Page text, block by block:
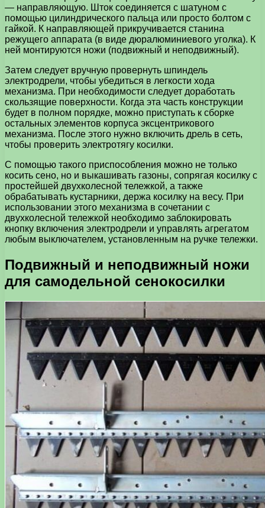
— направляющую. Шток соединяется с шатуном с
помощью цилиндрического пальца или просто болтом с
гайкой. К направляющей прикручивается станина
режущего аппарата (в виде дюралюминиевого уголка). К
ней монтируются ножи (подвижный и неподвижный).
Затем следует вручную провернуть шпиндель
электродрели, чтобы убедиться в легкости хода
механизма. При необходимости следует доработать
скользящие поверхности. Когда эта часть конструкции
будет в полном порядке, можно приступать к сборке
остальных элементов корпуса эксцентрикового
механизма. После этого нужно включить дрель в сеть,
чтобы проверить электротягу косилки.
С помощью такого приспособления можно не только
косить сено, но и выкашивать газоны, сопрягая косилку с
простейшей двухколесной тележкой, а также
обрабатывать кустарники, держа косилку на весу. При
использовании этого механизма в сочетании с
двухколесной тележкой необходимо заблокировать
кнопку включения электродрели и управлять агрегатом
любым выключателем, установленным на ручке тележки.
Подвижный и неподвижный ножи
для самодельной сенокосилки